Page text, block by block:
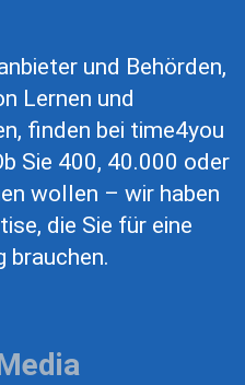
und Behörden,
Lernen und
finden bei time4you
Sie 400, 40.000 oder
wollen – wir haben
die Sie für eine
brauchen.